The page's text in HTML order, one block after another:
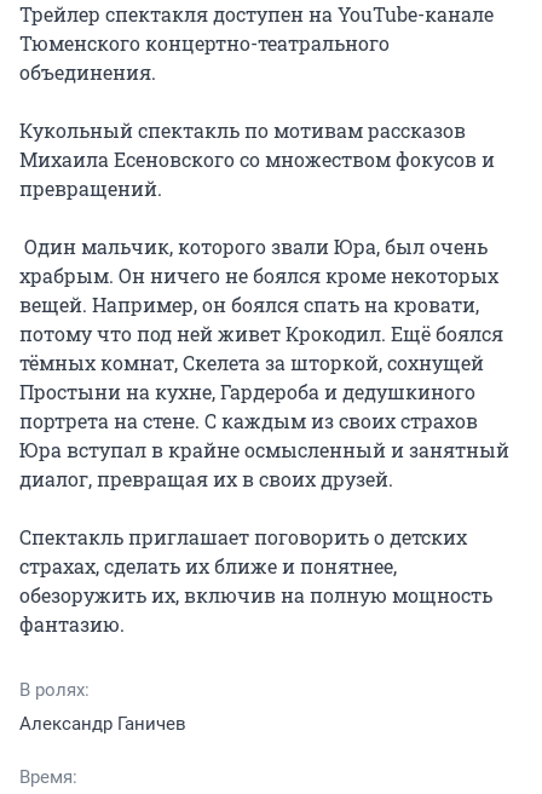
Трейлер спектакля доступен на YouTube-канале
Тюменского концертно-театрального
объединения.
Кукольный спектакль по мотивам рассказов
Михаила Есеновского со множеством фокусов и
превращений.
храбрым. Он ничего не боялся кроме некоторых
вещей. Например, он боялся спать на кровати,
потому что под ней живет Крокодил. Ещё боялся
тёмных комнат, Скелета за шторкой, сохнущей
Простыни на кухне, Гардероба и дедушкиного
портрета на стене. С каждым из своих страхов
Юра вступал в крайне осмысленный и занятный
диалог, превращая их в своих друзей.
Спектакль приглашает поговорить о детских
страхах, сделать их ближе и понятнее,
обезоружить их, включив на полную мощность
фантазию.
В ролях:
Александр Ганичев
Время: